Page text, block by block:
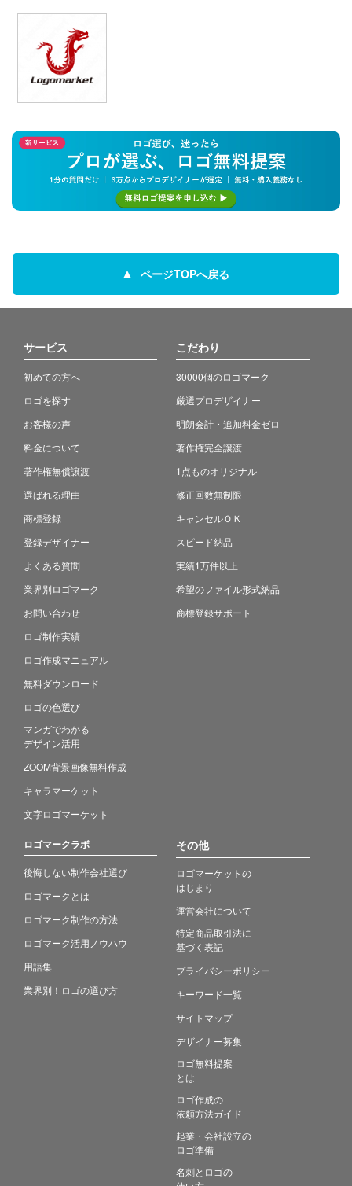
ページTOPへ戻る
サービス
初めての方へ
ロゴを探す
お客様の声
料金について
著作権無償譲渡
選ばれる理由
商標登録
登録デザイナー
よくある質問
業界別ロゴマーク
お問い合わせ
ロゴ制作実績
ロゴ作成マニュアル
無料ダウンロード
ロゴの色選び
マンガでわかる
デザイン活用
ZOOM背景画像無料作成
キャラマーケット
文字ロゴマーケット
こだわり
30000個のロゴマーク
厳選プロデザイナー
明朗会計・追加料金ゼロ
著作権完全譲渡
1点ものオリジナル
修正回数無制限
キャンセルＯＫ
スピード納品
実績1万件以上
希望のファイル形式納品
商標登録サポート
ロゴマークラボ
後悔しない制作会社選び
ロゴマークとは
ロゴマーク制作の方法
ロゴマーク活用ノウハウ
用語集
業界別！ロゴの選び方
その他
ロゴマーケットの
はじまり
運営会社について
特定商品取引法に
基づく表記
プライバシーポリシー
キーワード一覧
サイトマップ
デザイナー募集
ロゴ無料提案
とは
ロゴ作成の
依頼方法ガイド
起業・会社設立の
ロゴ準備
名刺とロゴの